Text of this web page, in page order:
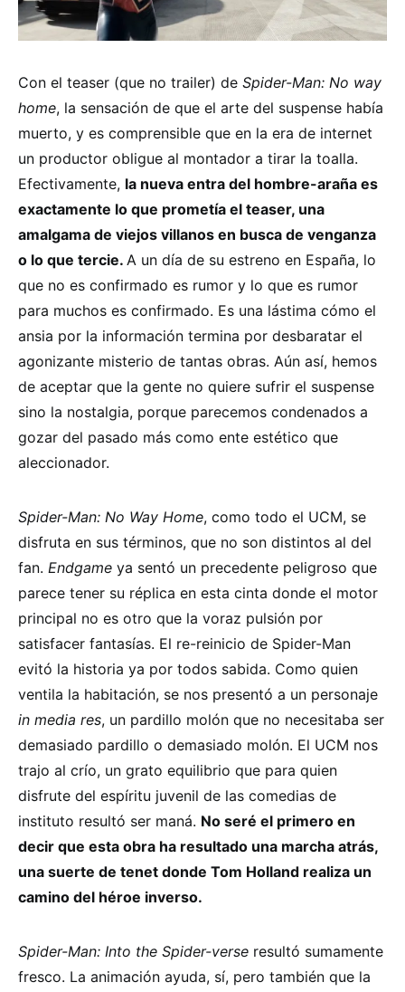
Con el teaser (que no trailer) de Spider-Man: No way
home, la sensación de que el arte del suspense había
muerto, y es comprensible que en la era de internet
un productor obligue al montador a tirar la toalla.
Efectivamente, la nueva entra del hombre-araña es
exactamente lo que prometía el teaser, una
amalgama de viejos villanos en busca de venganza
o lo que tercie. A un día de su estreno en España, lo
que no es confirmado es rumor y lo que es rumor
para muchos es confirmado. Es una lástima cómo el
ansia por la información termina por desbaratar el
agonizante misterio de tantas obras. Aún así, hemos
de aceptar que la gente no quiere sufrir el suspense
sino la nostalgia, porque parecemos condenados a
gozar del pasado más como ente estético que
aleccionador.
Spider-Man: No Way Home, como todo el UCM, se
disfruta en sus términos, que no son distintos al del
fan. Endgame ya sentó un precedente peligroso que
parece tener su réplica en esta cinta donde el motor
principal no es otro que la voraz pulsión por
satisfacer fantasías. El re-reinicio de Spider-Man
evitó la historia ya por todos sabida. Como quien
ventila la habitación, se nos presentó a un personaje
in media res, un pardillo molón que no necesitaba ser
demasiado pardillo o demasiado molón. El UCM nos
trajo al crío, un grato equilibrio que para quien
disfrute del espíritu juvenil de las comedias de
instituto resultó ser maná. No seré el primero en
decir que esta obra ha resultado una marcha atrás,
una suerte de tenet donde Tom Holland realiza un
camino del héroe inverso.
Spider-Man: Into the Spider-verse resultó sumamente
fresco. La animación ayuda, sí, pero también que la